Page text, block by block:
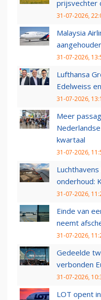
prijsvechter
31-07-2026,
Malaysia
31-07-2026,
Lufthansa
Edelweiss
31-07-2026,
Meer
kwartaal
31-07-2026,
onderhoud:
31-07-2026,
Einde van
neemt
31-07-2026,
Gedeelde
verbonden
31-07-2026,
LOT opent